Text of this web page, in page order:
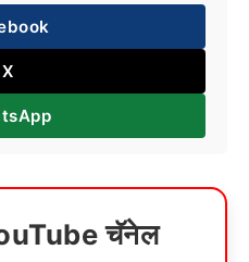
X
चॅनेल